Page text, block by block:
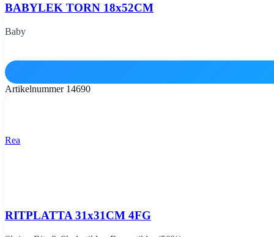
BABYLEK TORN 18x52CM
Baby
Artikelnummer 14690
Rea
RITPLATTA 31x31CM 4FG